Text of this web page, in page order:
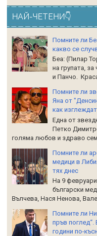
НАЙ-ЧЕТЕНИ👇
Помните ли
какво се
Беа: (Пилар
на групата,
и Панчо.
Помните ли
Яна от
как
Една от
Петко
голяма любов и здраво
Помните ли
медици в
тях днес
На 9 февруари
български
Вълчева, Нася Ненова,
Помните ли
пръв поглед“.
години по-